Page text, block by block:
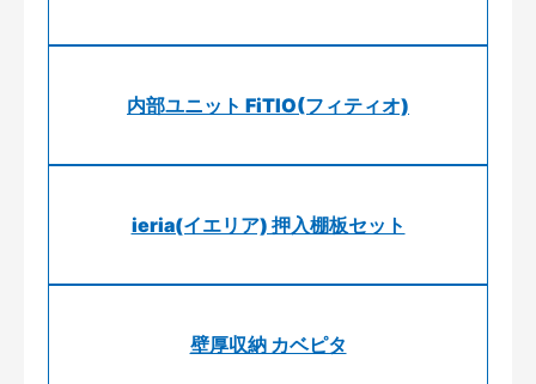
内部ユニット FiTIO(フィティオ)
ieria(イエリア) 押入棚板セット
壁厚収納 カベピタ